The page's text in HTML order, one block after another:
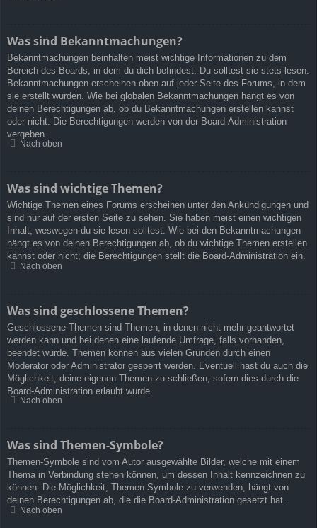
Was sind Bekanntmachungen?
Bekanntmachungen beinhalten meist wichtige Informationen zu dem
Bereich des Boards, in dem du dich befindest. Du solltest sie stets lesen.
Bekanntmachungen erscheinen oben auf jeder Seite des Forums, in dem
sie erstellt wurden. Wie bei globalen Bekanntmachungen hängt es von
deinen Berechtigungen ab, ob du Bekanntmachungen erstellen kannst
oder nicht. Die Berechtigungen werden von der Board-Administration
vergeben.
Nach oben
Was sind wichtige Themen?
Wichtige Themen eines Forums erscheinen unter den Ankündigungen und
sind nur auf der ersten Seite zu sehen. Sie haben meist einen wichtigen
Inhalt, weswegen du sie lesen solltest. Wie bei den Bekanntmachungen
hängt es von deinen Berechtigungen ab, ob du wichtige Themen erstellen
kannst oder nicht; die Berechtigungen stellt die Board-Administration ein.
Nach oben
Was sind geschlossene Themen?
Geschlossene Themen sind Themen, in denen nicht mehr geantwortet
werden kann und bei denen eine laufende Umfrage, falls vorhanden,
beendet wurde. Themen können aus vielen Gründen durch einen
Moderator oder Administrator gesperrt werden. Eventuell hast du auch die
Möglichkeit, deine eigenen Themen zu schließen, sofern dies durch die
Board-Administration erlaubt wurde.
Nach oben
Was sind Themen-Symbole?
Themen-Symbole sind vom Autor ausgewählte Bilder, welche mit einem
Thema in Verbindung stehen können, um dessen Inhalt kennzeichnen zu
können. Die Möglichkeit, Themen-Symbole zu verwenden, hängt von
deinen Berechtigungen ab, die die Board-Administration gesetzt hat.
Nach oben